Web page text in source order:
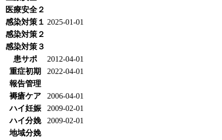
医療安全２
感染対策１ 2025-01-01
感染対策２
感染対策３
患サポ
2012-04-01
重症初期
2022-04-01
報告管理
褥瘡ケア
2006-04-01
ハイ妊娠
2009-02-01
ハイ分娩
2009-02-01
地域分娩